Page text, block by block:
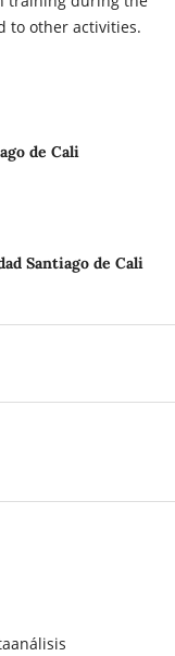
to other activities.
de Cali
Santiago de Cali